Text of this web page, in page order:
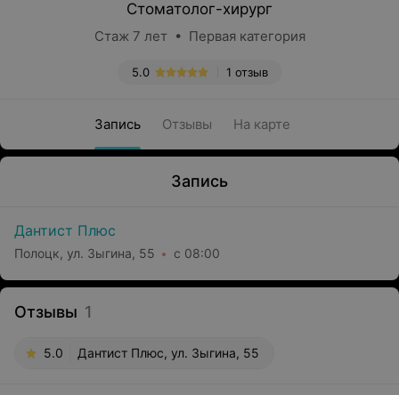
Стоматолог-хирург
Стаж 7 лет • Первая категория
1 отзыв
5.0
Запись Отзывы На карте
Запись
Дантист Плюс
Полоцк, ул. Зыгина, 55 с 08:00
Отзывы 1
5.0 Дантист Плюс, ул. Зыгина, 55